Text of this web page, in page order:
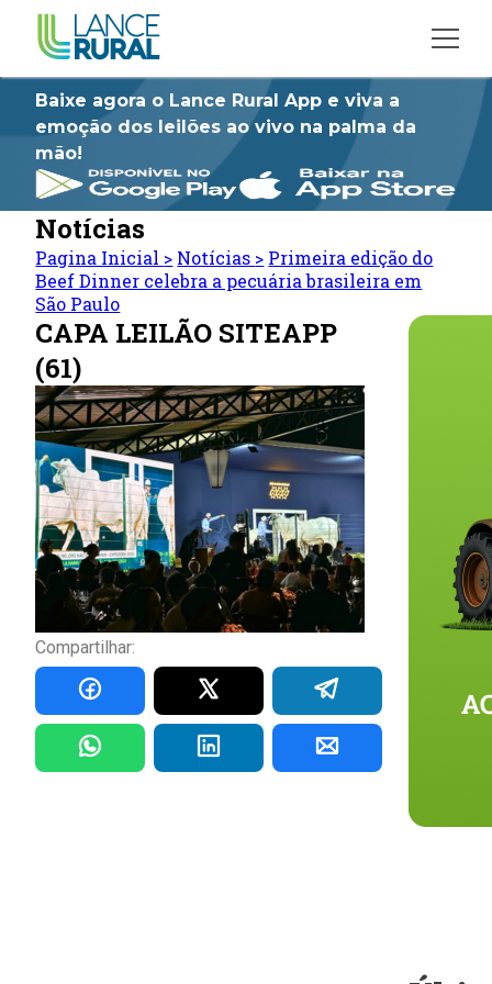
Baixe agora o Lance Rural App e viva a
emoção dos leilões ao vivo na palma da
mão!
Notícias
Pagina Inicial > Notícias > Primeira edição do
Beef Dinner celebra a pecuária brasileira em
São Paulo
CAPA LEILÃO SITEAPP
(61)
Compartilhar: